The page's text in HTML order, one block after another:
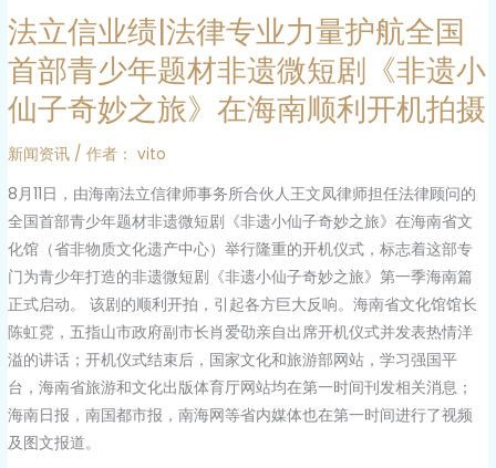
作
专
题
培
训
法立信业绩|法律专业力量护航全国
首部青少年题材非遗微短剧《非遗小
仙子奇妙之旅》在海南顺利开机拍摄
新闻资讯 / 作者： vito
8月11日，由海南法立信律师事务所合伙人王文凤律师担任法律顾问的
全国首部青少年题材非遗微短剧《非遗小仙子奇妙之旅》在海南省文
化馆（省非物质文化遗产中心）举行隆重的开机仪式，标志着这部专
门为青少年打造的非遗微短剧《非遗小仙子奇妙之旅》第一季海南篇
正式启动。 该剧的顺利开拍，引起各方巨大反响。海南省文化馆馆长
陈虹霓，五指山市政府副市长肖爱劭亲自出席开机仪式并发表热情洋
溢的讲话；开机仪式结束后，国家文化和旅游部网站，学习强国平
台，海南省旅游和文化出版体育厅网站均在第一时间刊发相关消息；
海南日报，南国都市报，南海网等省内媒体也在第一时间进行了视频
及图文报道。
绩|
法
律
专
业
力
量
护
航
全
国
首
部
青
少
年